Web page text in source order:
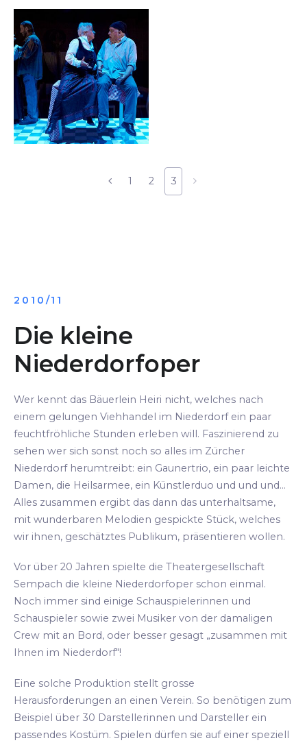
1 2 3
2010/11
Die kleine
Niederdorfoper
Wer kennt das Bäuerlein Heiri nicht, welches nach
einem gelungen Viehhandel im Niederdorf ein paar
feuchtfröhliche Stunden erleben will. Faszinierend zu
sehen wer sich sonst noch so alles im Zürcher
Niederdorf herumtreibt: ein Gaunertrio, ein paar leichte
Damen, die Heilsarmee, ein Künstlerduo und und und...
Alles zusammen ergibt das dann das unterhaltsame,
mit wunderbaren Melodien gespickte Stück, welches
wir ihnen, geschätztes Publikum, präsentieren wollen.
Vor über 20 Jahren spielte die Theatergesellschaft
Sempach die kleine Niederdorfoper schon einmal.
Noch immer sind einige Schauspielerinnen und
Schauspieler sowie zwei Musiker von der damaligen
Crew mit an Bord, oder besser gesagt „zusammen mit
Ihnen im Niederdorf"!
Eine solche Produktion stellt grosse
Herausforderungen an einen Verein. So benötigen zum
Beispiel über 30 Darstellerinnen und Darsteller ein
passendes Kostüm. Spielen dürfen sie auf einer speziell